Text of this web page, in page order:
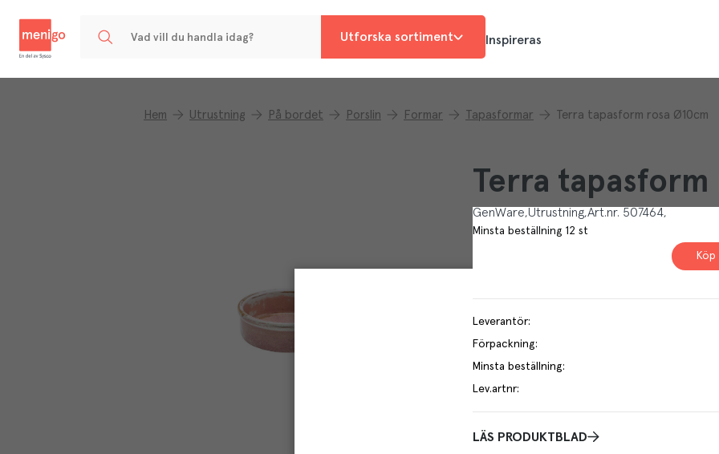
Utforska sortiment Inspireras
Hem Utrustning På bordet Porslin Formar Tapasformar Terra tapasform rosa Ø10cm
Terra tapasform
GenWare Utrustning Art.nr. 507464
Minsta beställning 12 st
Köp
Leverantör:
Förpackning:
Minsta beställning:
Lev.artnr:
LÄS PRODUKTBLAD